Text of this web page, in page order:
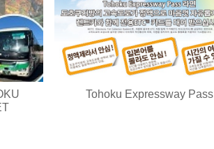
Tohoku Expressway Pass